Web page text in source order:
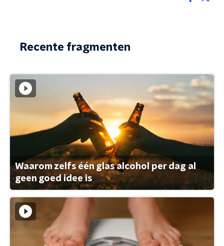
Recente fragmenten
Waarom zelfs één glas alcohol per dag al
geen goed idee is